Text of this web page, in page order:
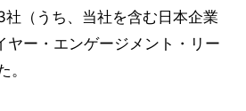
（うち、当社を含む日本企業
ヤー・エンゲージメント・リー
。